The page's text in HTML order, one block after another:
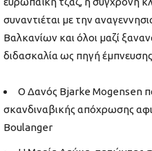
συναντιέται με την
Βαλκανίων και όλοι μαζί
διδασκαλία ως πηγή
Ο Δανός Bjarke Mogensen
σκανδιναβικής απόχρωσης
Boulanger